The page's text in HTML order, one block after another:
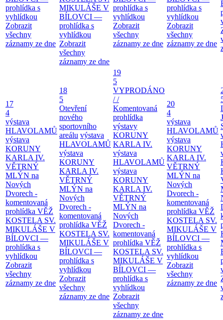
prohlídka s
vyhlídkou
Zobrazit
všechny
záznamy ze dne
MIKULÁŠE V
BÍLOVCI —
prohlídka s
vyhlídkou
Zobrazit
všechny
záznamy ze dne
prohlídka s
vyhlídkou
Zobrazit
všechny
záznamy ze dne
prohlídka s
vyhlídkou
Zobrazit
všechny
záznamy ze dne
17
4
výstava
HLAVOLAMŮ
výstava
KORUNY
KARLA IV.
VĚTRNÝ
MLÝN na
Nových
Dvorech -
komentovaná
prohlídka VĚŽ
KOSTELA SV.
MIKULÁŠE V
BÍLOVCI —
prohlídka s
vyhlídkou
Zobrazit
všechny
záznamy ze dne
18
5
Otevření
nového
sportovního
areálu výstava
HLAVOLAMŮ
výstava
KORUNY
KARLA IV.
VĚTRNÝ
MLÝN na
Nových
Dvorech -
komentovaná
prohlídka VĚŽ
KOSTELA SV.
MIKULÁŠE V
BÍLOVCI —
prohlídka s
vyhlídkou
Zobrazit
všechny
záznamy ze dne
19
5
VYPRODÁNO
/ /
Komentovaná
prohlídka
výstavy
KORUNY
KARLA IV.
výstava
HLAVOLAMŮ
výstava
KORUNY
KARLA IV.
VĚTRNÝ
MLÝN na
Nových
Dvorech -
komentovaná
prohlídka VĚŽ
KOSTELA SV.
MIKULÁŠE V
BÍLOVCI —
prohlídka s
vyhlídkou
Zobrazit
všechny
záznamy ze dne
20
4
výstava
HLAVOLAMŮ
výstava
KORUNY
KARLA IV.
VĚTRNÝ
MLÝN na
Nových
Dvorech -
komentovaná
prohlídka VĚŽ
KOSTELA SV.
MIKULÁŠE V
BÍLOVCI —
prohlídka s
vyhlídkou
Zobrazit
všechny
záznamy ze dne